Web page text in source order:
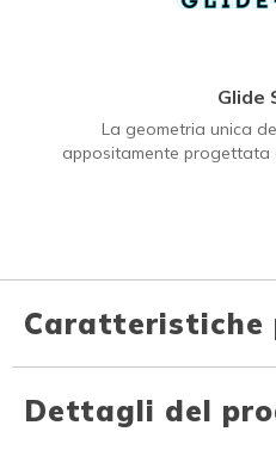
Glide
La geometria unica
appositamente
Caratteristiche
Dettagli del